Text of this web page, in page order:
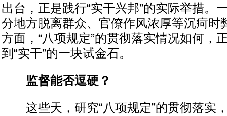
出台，正是践行“实干兴邦”的实际举措。
分地方脱离群众、官僚作风浓厚等沉疴时
方面，“八项规定”的贯彻落实情况如何，
到“实干”的一块试金石。
监督能否逗硬？
这些天，研究“八项规定”的贯彻落实